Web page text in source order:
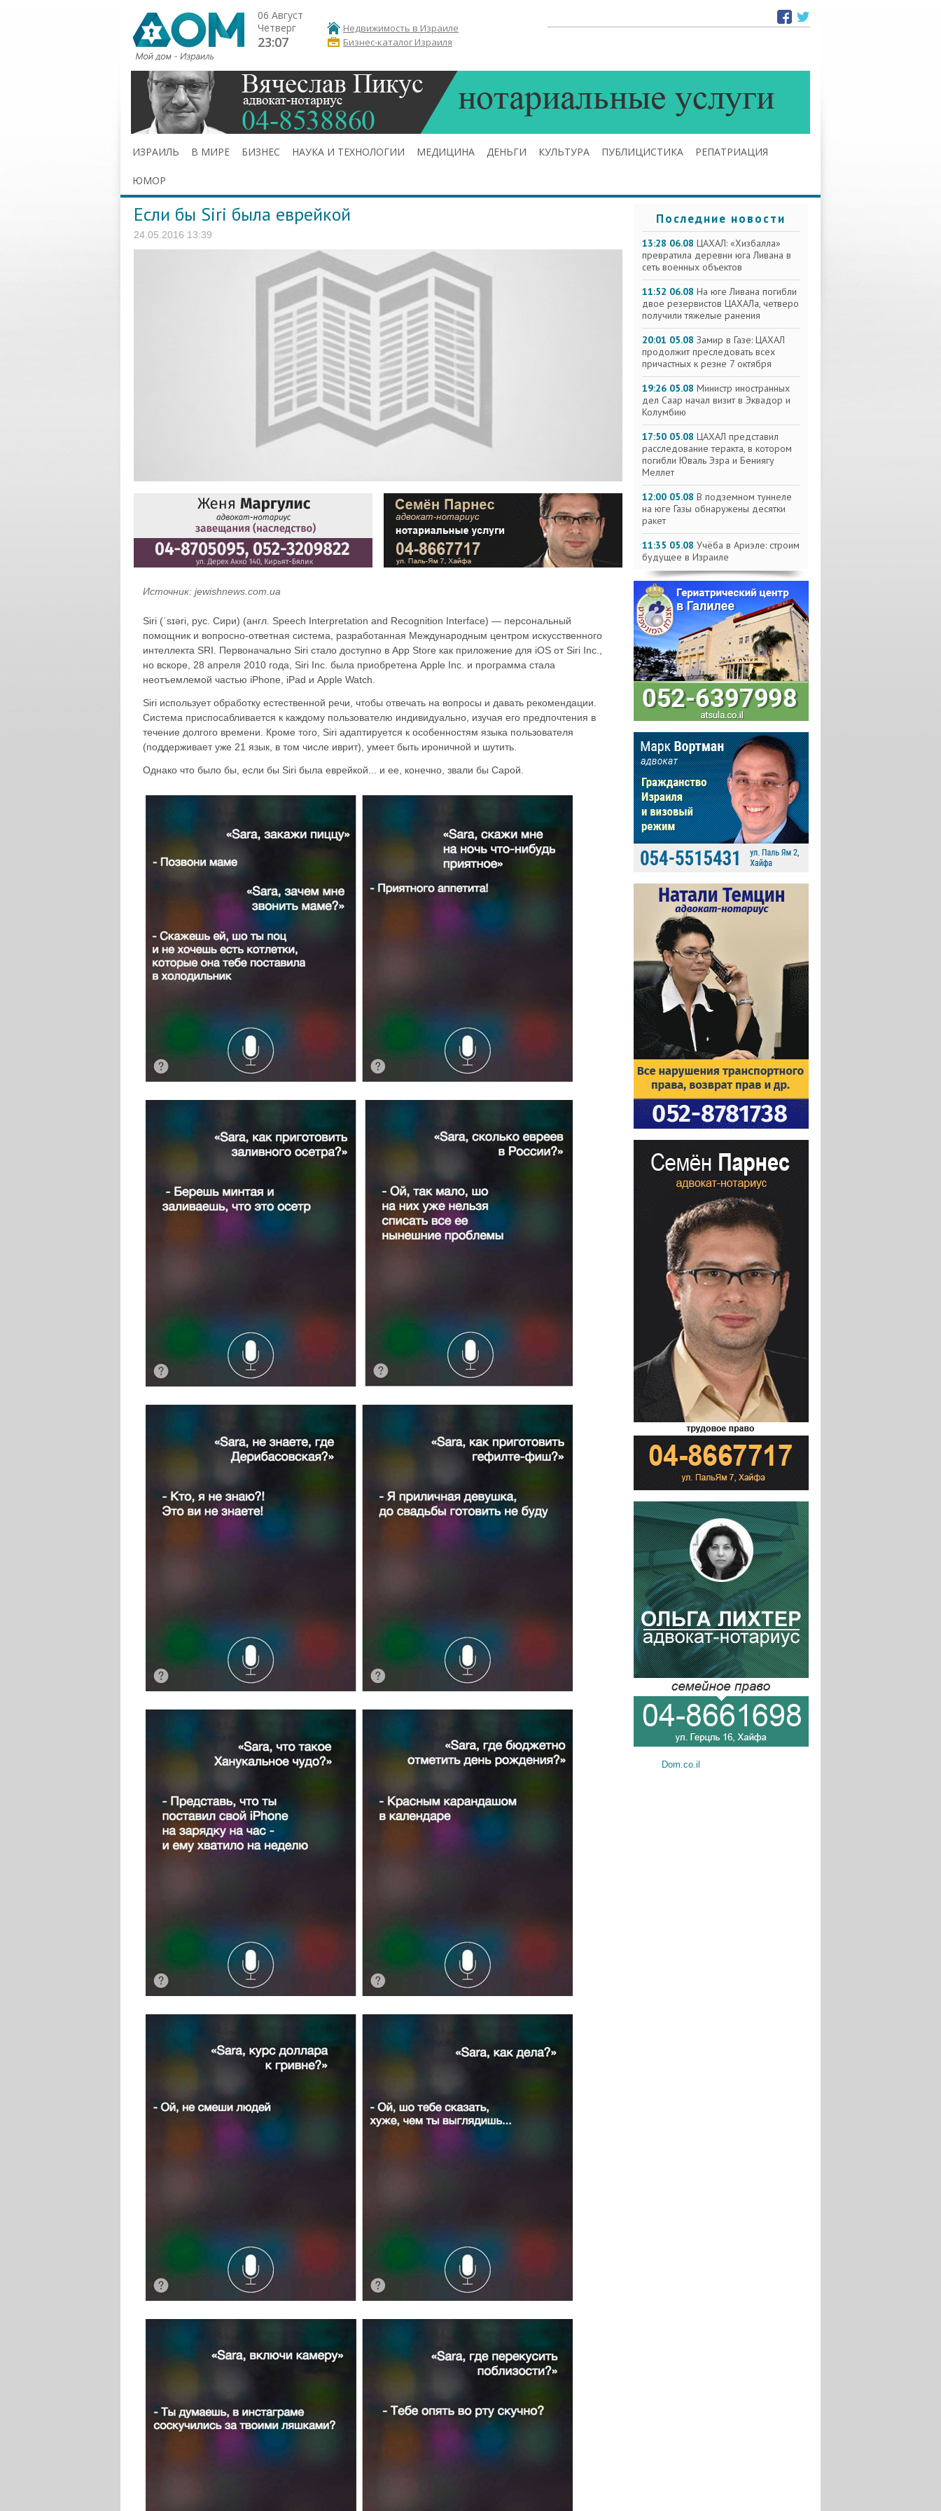
06 Август
Четверг
23:07
Недвижимость в Израиле
Бизнес-каталог Израиля
ИЗРАИЛЬ В МИРЕ БИЗНЕС НАУКА И ТЕХНОЛОГИИ МЕДИЦИНА ДЕНЬГИ КУЛЬТУРА ПУБЛИЦИСТИКА РЕПАТРИАЦИЯ
ЮМОР
Если бы Siri была еврейкой
24.05.2016 13:39
Источник: jewishnews.com.ua
Siri (ˈsɪəri, рус. Сири) (англ. Speech Interpretation and Recognition Interface) — персональный
помощник и вопросно-ответная система, разработанная Международным центром искусственного
интеллекта SRI. Первоначально Siri стало доступно в App Store как приложение для iOS от Siri Inc.,
но вскоре, 28 апреля 2010 года, Siri Inc. была приобретена Apple Inc. и программа стала
неотъемлемой частью iPhone, iPad и Apple Watch.
Siri использует обработку естественной речи, чтобы отвечать на вопросы и давать рекомендации.
Система приспосабливается к каждому пользователю индивидуально, изучая его предпочтения в
течение долгого времени. Кроме того, Siri адаптируется к особенностям языка пользователя
(поддерживает уже 21 язык, в том числе иврит), умеет быть ироничной и шутить.
Однако что было бы, если бы Siri была еврейкой... и ее, конечно, звали бы Сарой.
Последние новости
13:28 06.08 ЦАХАЛ: «Хизбалла»
превратила деревни юга Ливана в
сеть военных объектов
11:52 06.08 На юге Ливана погибли
двое резервистов ЦАХАЛа, четверо
получили тяжелые ранения
20:01 05.08 Замир в Газе: ЦАХАЛ
продолжит преследовать всех
причастных к резне 7 октября
19:26 05.08 Министр иностранных
дел Саар начал визит в Эквадор и
Колумбию
17:50 05.08 ЦАХАЛ представил
расследование теракта, в котором
погибли Юваль Эзра и Бениягу
Меллет
12:00 05.08 В подземном туннеле
на юге Газы обнаружены десятки
ракет
11:35 05.08 Учёба в Ариэле: строим
будущее в Израиле
Dom.co.il